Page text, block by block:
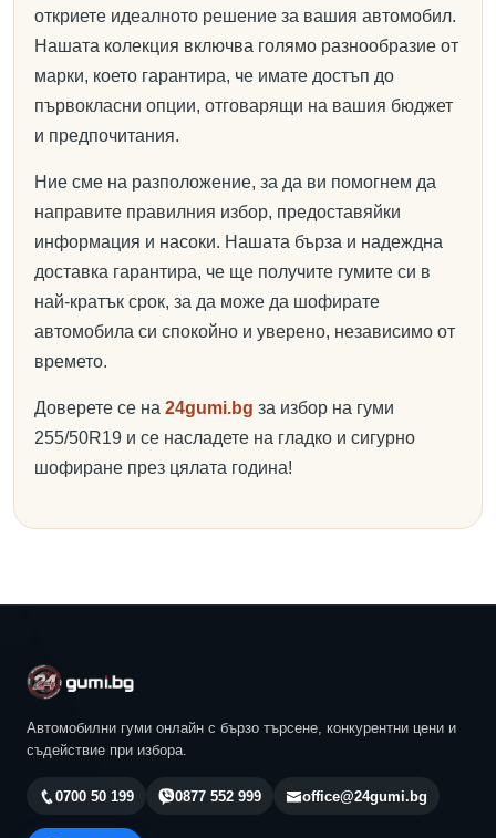
откриете идеалното решение за вашия автомобил.
Нашата колекция включва голямо разнообразие от
марки, което гарантира, че имате достъп до
първокласни опции, отговарящи на вашия бюджет
и предпочитания.
Ние сме на разположение, за да ви помогнем да
направите правилния избор, предоставяйки
информация и насоки. Нашата бърза и надеждна
доставка гарантира, че ще получите гумите си в
най-кратък срок, за да може да шофирате
автомобила си спокойно и уверено, независимо от
времето.
Доверете се на 24gumi.bg за избор на гуми
255/50R19 и се насладете на гладко и сигурно
шофиране през цялата година!
Автомобилни гуми онлайн с бързо търсене, конкурентни цени и
съдействие при избора.
0700 50 199 0877 552 999 office@24gumi.bg